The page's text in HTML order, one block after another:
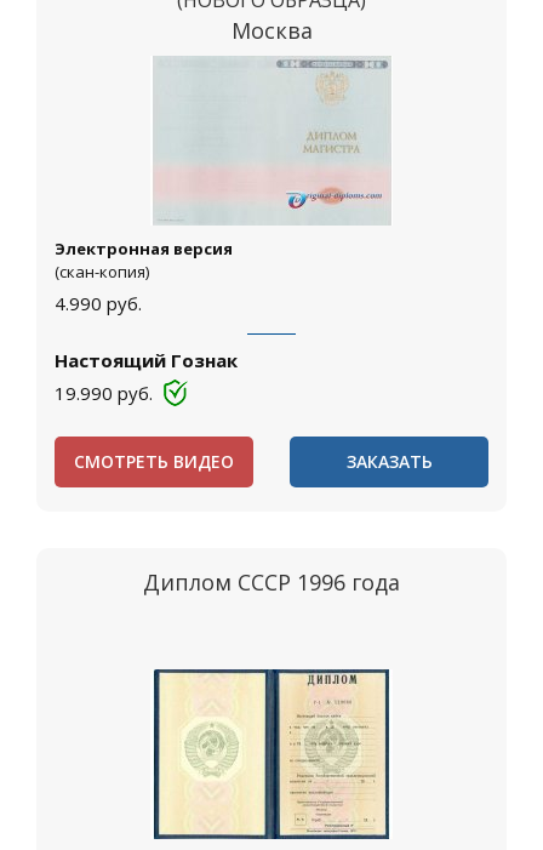
Москва
Электронная версия
(скан-копия)
4.990 руб.
Настоящий Гознак
19.990 руб.
СМОТРЕТЬ ВИДЕО ЗАКАЗАТЬ
Диплом СССР 1996 года